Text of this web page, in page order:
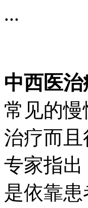
...
中西医
常见的
治疗而
专家指
是依靠